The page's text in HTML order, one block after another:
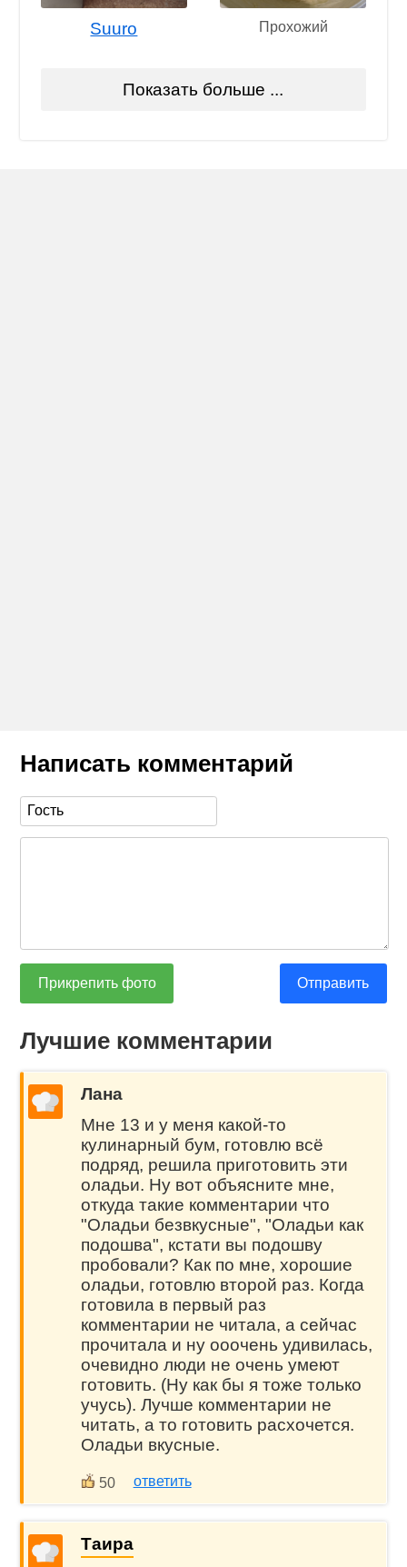
Suuro Прохожий
Показать больше ...
Написать комментарий
Прикрепить фото Отправить
Лучшие комментарии
Лана
Мне 13 и у меня какой-то
кулинарный бум, готовлю всё
подряд, решила приготовить эти
оладьи. Ну вот объясните мне,
откуда такие комментарии что
"Оладьи безвкусные", "Оладьи как
подошва", кстати вы подошву
пробовали? Как по мне, хорошие
оладьи, готовлю второй раз. Когда
готовила в первый раз
комментарии не читала, а сейчас
прочитала и ну ооочень удивилась,
очевидно люди не очень умеют
готовить. (Ну как бы я тоже только
учусь). Лучше комментарии не
читать, а то готовить расхочется.
Оладьи вкусные.
50 ответить
Таира